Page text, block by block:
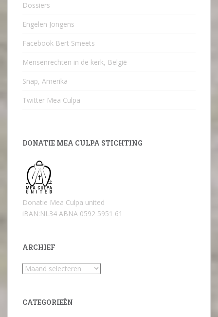
Dossiers
Engelen Jongens
Facebook Bert Smeets
Mensenrechten in de kerk, België
Snap, Amerika
Twitter Mea Culpa
DONATIE MEA CULPA STICHTING
Donatie Mea Culpa united
iBAN:NL34 ABNA 0592 5951 61
ARCHIEF
Archief
CATEGORIEËN